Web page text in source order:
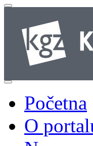
Početna
O